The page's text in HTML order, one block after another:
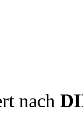
nach